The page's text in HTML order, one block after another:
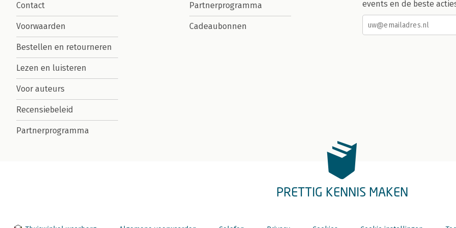
Contact
Voorwaarden
Bestellen en retourneren
Lezen en luisteren
Voor auteurs
Recensiebeleid
Partnerprogramma
Partnerprogramma
Cadeaubonnen
events en de beste
PRETTIG KENNIS MAKEN